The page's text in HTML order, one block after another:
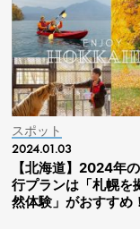
スポット
2024.01.03
【北海道】2024年
行プランは「札幌を
然体験」がおすすめ！